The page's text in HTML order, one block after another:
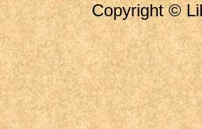
Copyright ©